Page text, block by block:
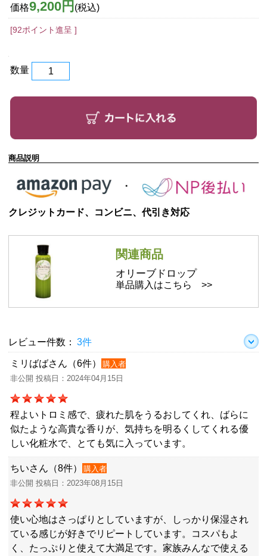
価格9,200円 (税込)
[92ポイント進呈 ]
数量
商品説明
クレジットカード、コンビニ、代引き対応
関連商品
オリーブドロップ
単品購入はこちら >>
レビュー件数： 3件
ミリばばさん（6件）
購入者
非公開 投稿日：2024年04月15日
程よいトロミ感で、疲れた肌をうるおしてくれ、ばらに
似たような高貴な香りが、気持ちを明るくしてくれる優
しい化粧水で、とても気に入っています。
ちいさん（8件）
購入者
非公開 投稿日：2023年08月15日
使い心地はさっぱりとしていますが、しっかり保湿され
ている感じが好きでリピートしています。コスパもよ
く、たっぷりと使えて大満足です。家族みんなで使える